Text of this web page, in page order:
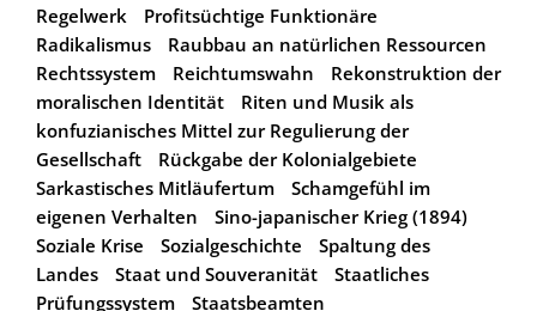
Regelwerk
Profitsüchtige Funktionäre
Radikalismus
Raubbau an natürlichen Ressourcen
Rechtssystem
Reichtumswahn
Rekonstruktion der
moralischen Identität
Riten und Musik als
konfuzianisches Mittel zur Regulierung der
Gesellschaft
Rückgabe der Kolonialgebiete
Sarkastisches Mitläufertum
Schamgefühl im
eigenen Verhalten
Sino-japanischer Krieg (1894)
Soziale Krise
Sozialgeschichte
Spaltung des
Landes
Staat und Souveranität
Staatliches
Prüfungssystem
Staatsbeamten